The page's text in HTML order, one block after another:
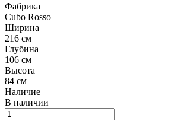
Фабрика
Cubo Rosso
Ширина
216 см
Глубина
106 см
Высота
84 см
Наличие
В наличии